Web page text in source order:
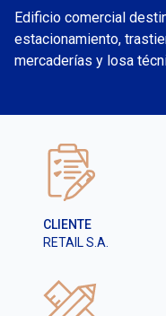
Edificio comercial
estacionamiento,
mercaderías y losa
CLIENTE
RETAIL S.A.